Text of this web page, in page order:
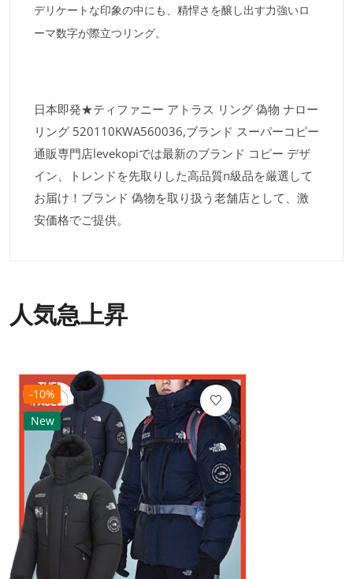
デリケートな印象の中にも、精悍さを醸し出す力強いロ
ーマ数字が際立つリング。
日本即発★ティファニー アトラス リング 偽物 ナロー
リング 520110KWA560036,ブランド スーパーコピー
通販専門店levekopiでは最新のブランド コピー デザ
イン、トレンドを先取りした高品質n級品を厳選して
お届け！ブランド 偽物を取り扱う老舗店として、激
安価格でご提供。
人気急上昇
-10%
New